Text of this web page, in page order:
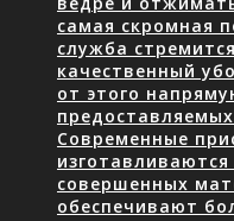
самая скромная
служба
качественный
от этого
Современные
совершенных
обеспечивают